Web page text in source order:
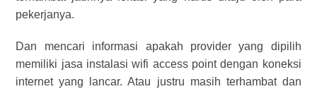
pekerjanya.
Dan mencari informasi apakah provider yang dipilih
memiliki jasa instalasi wifi access pointdengan koneksi
internet yang lancar. Atau justru masih terhambat dan